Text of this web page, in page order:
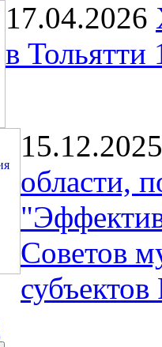
17.04.2026
в Тольятти
15.12.2025
области,
Советов